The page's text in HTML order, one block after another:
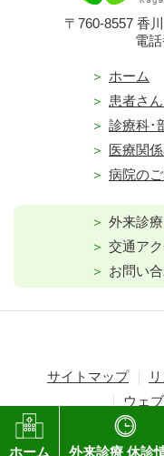
ホーム 外来診療 休診
〒760-8557 香
電
ホーム
患者さ
診療科･
医療関
病院の
外来診
交通ア
お問い
サイトマップ
ウェ
Copyright © Kagawa